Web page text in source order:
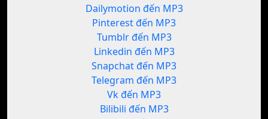
Dailymotion đến MP3
Pinterest đến MP3
Tumblr đến MP3
Linkedin đến MP3
Snapchat đến MP3
Telegram đến MP3
Vk đến MP3
Bilibili đến MP3